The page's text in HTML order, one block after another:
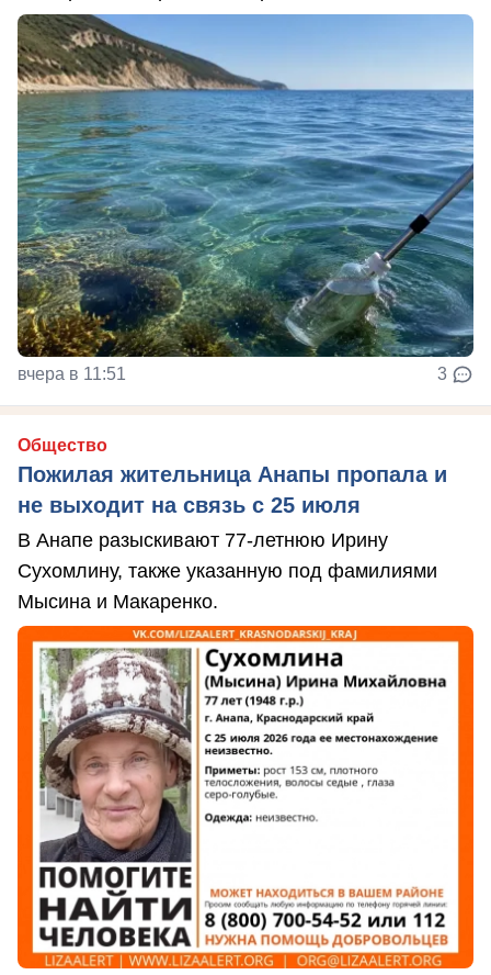
вчера в 11:51 3
Общество
Пожилая жительница Анапы пропала и
не выходит на связь с 25 июля
В Анапе разыскивают 77-летнюю Ирину
Сухомлину, также указанную под фамилиями
Мысина и Макаренко.